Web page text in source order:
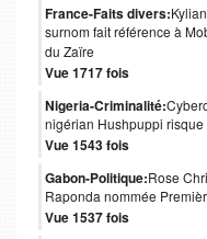
France-Faits divers:
surnom fait référence à
du Zaïre
Vue 1717 fois
Nigeria-Criminalité:
nigérian Hushpuppi
Vue 1543 fois
Gabon-Politique:Rose
Raponda nommée
Vue 1537 fois